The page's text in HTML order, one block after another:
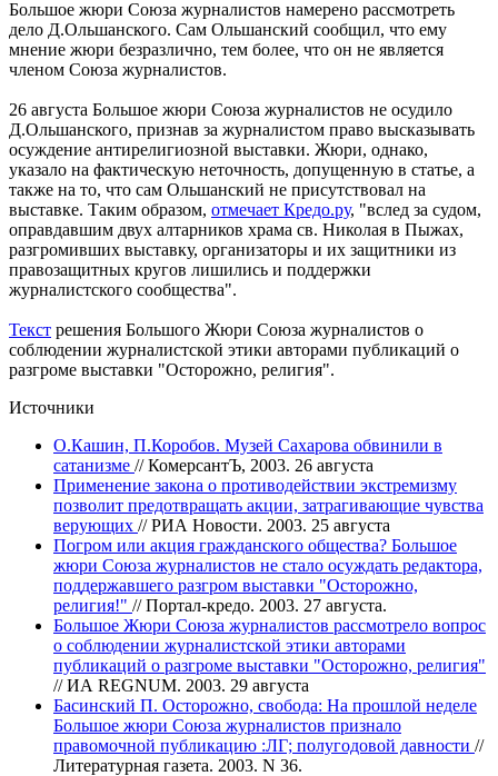
Большое жюри Союза журналистов намерено рассмотреть
дело Д.Ольшанского. Сам Ольшанский сообщил, что ему
мнение жюри безразлично, тем более, что он не является
членом Союза журналистов.
26 августа Большое жюри Союза журналистов не осудило
Д.Ольшанского, признав за журналистом право высказывать
осуждение антирелигиозной выставки. Жюри, однако,
указало на фактическую неточность, допущенную в статье, а
также на то, что сам Ольшанский не присутствовал на
выставке. Таким образом, отмечает Кредо.ру, "вслед за судом,
оправдавшим двух алтарников храма св. Николая в Пыжах,
разгромивших выставку, организаторы и их защитники из
правозащитных кругов лишились и поддержки
журналистского сообщества".
Текст решения Большого Жюри Союза журналистов о
соблюдении журналистской этики авторами публикаций о
разгроме выставки "Осторожно, религия".
Источники
О.Кашин, П.Коробов. Музей Сахарова обвинили в
сатанизме // КомерсантЪ, 2003. 26 августа
Применение закона о противодействии экстремизму
позволит предотвращать акции, затрагивающие чувства
верующих // РИА Новости. 2003. 25 августа
Погром или акция гражданского общества? Большое
жюри Союза журналистов не стало осуждать редактора,
поддержавшего разгром выставки "Осторожно,
религия!" // Портал-кредо. 2003. 27 августа.
Большое Жюри Союза журналистов рассмотрело вопрос
о соблюдении журналистской этики авторами
публикаций о разгроме выставки "Осторожно, религия"
// ИА REGNUM. 2003. 29 августа
Басинский П. Осторожно, свобода: На прошлой неделе
Большое жюри Союза журналистов признало
правомочной публикацию :ЛГ; полугодовой давности //
Литературная газета. 2003. N 36.